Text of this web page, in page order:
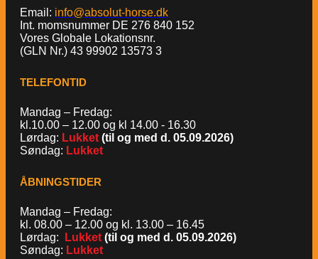
Email: info@absolut-horse.dk
Int. momsnummer DE 276 840 152
Vores Globale Lokationsnr.
(GLN Nr.) 43 99902 13573 3
TELEFONTID
Mandag – Fredag:
kl.10.00 – 12.00 og kl 14.00 - 16.30
Lørdag: Lukket (til og med d. 05.09.2026)
Søndag: Lukket
ÅBNINGSTIDER
Mandag – Fredag:
kl. 08.00 – 12.00 og kl. 13.00 – 16.45
Lørdag:
Lukket (til og med d. 05.09.2026)
Søndag: Lukket